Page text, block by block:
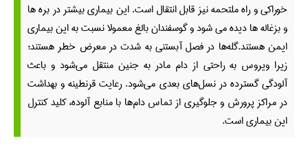
خوراکی و راه ملتحمه نیز قابل انتقال است. این بیماری بیشتر در بره ها
و بزغاله ها دیده می شود و گوسفندان بالغ معمولا نسبت به این بیماری
ایمن هستند.گله‌ها در فصل آبستنی به شدت در معرض خطر هستند؛
زیرا ویروس به راحتی از دام مادر به جنین منتقل می‌شود و باعث
آلودگی گسترده در نسل‌های بعدی می‌شود. رعایت قرنطینه و بهداشت
در مراکز پرورش و جلوگیری از تماس دام‌ها با منابع آلوده، کلید کنترل
این بیماری است.